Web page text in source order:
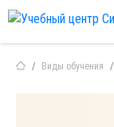
Виды обучения